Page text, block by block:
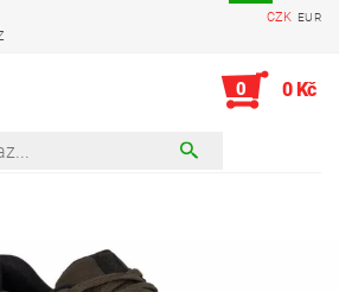
CZK EUR
0 0 Kč